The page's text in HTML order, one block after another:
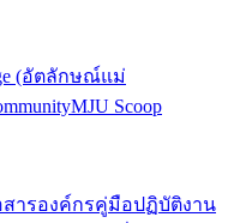
(อัตลักษณ์แม่
MJU Scoop
ารองค์กรคู่มือปฏิบัติงาน